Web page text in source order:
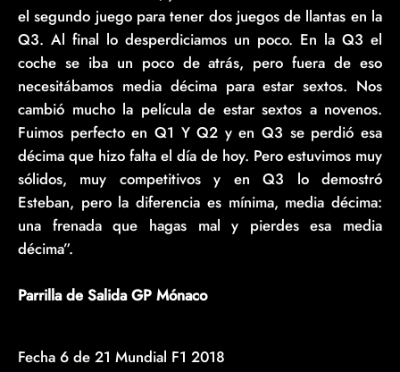
el segundo juego para tener dos juegos de llantas en la
Q3. Al final lo desperdiciamos un poco. En la Q3 el
coche se iba un poco de atrás, pero fuera de eso
necesitábamos media décima para estar sextos. Nos
cambió mucho la película de estar sextos a novenos.
Fuimos perfecto en Q1 Y Q2 y en Q3 se perdió esa
décima que hizo falta el día de hoy. Pero estuvimos muy
sólidos, muy competitivos y en Q3 lo demostró
Esteban, pero la diferencia es mínima, media décima:
una frenada que hagas mal y pierdes esa media
décima”.
Parrilla de Salida GP Mónaco
Fecha 6 de 21 Mundial F1 2018